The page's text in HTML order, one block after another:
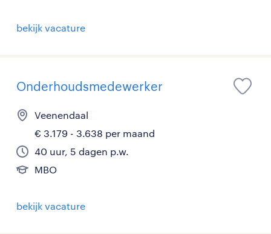
bekijk vacature
Onderhoudsmedewerker
Veenendaal
€ 3.179 - 3.638 per maand
40 uur, 5 dagen p.w.
MBO
bekijk vacature